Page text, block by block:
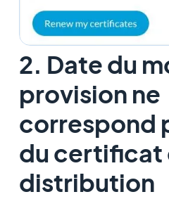
2. Date du
provision ne
correspond
du certificat
distribution